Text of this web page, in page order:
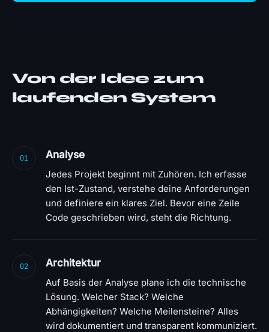
Von der Idee zum
laufenden System
01 Analyse
Jedes Projekt beginnt mit Zuhören. Ich erfasse
den Ist-Zustand, verstehe deine Anforderungen
und definiere ein klares Ziel. Bevor eine Zeile
Code geschrieben wird, steht die Richtung.
02 Architektur
Auf Basis der Analyse plane ich die technische
Lösung. Welcher Stack? Welche
Abhängigkeiten? Welche Meilensteine? Alles
wird dokumentiert und transparent kommuniziert.